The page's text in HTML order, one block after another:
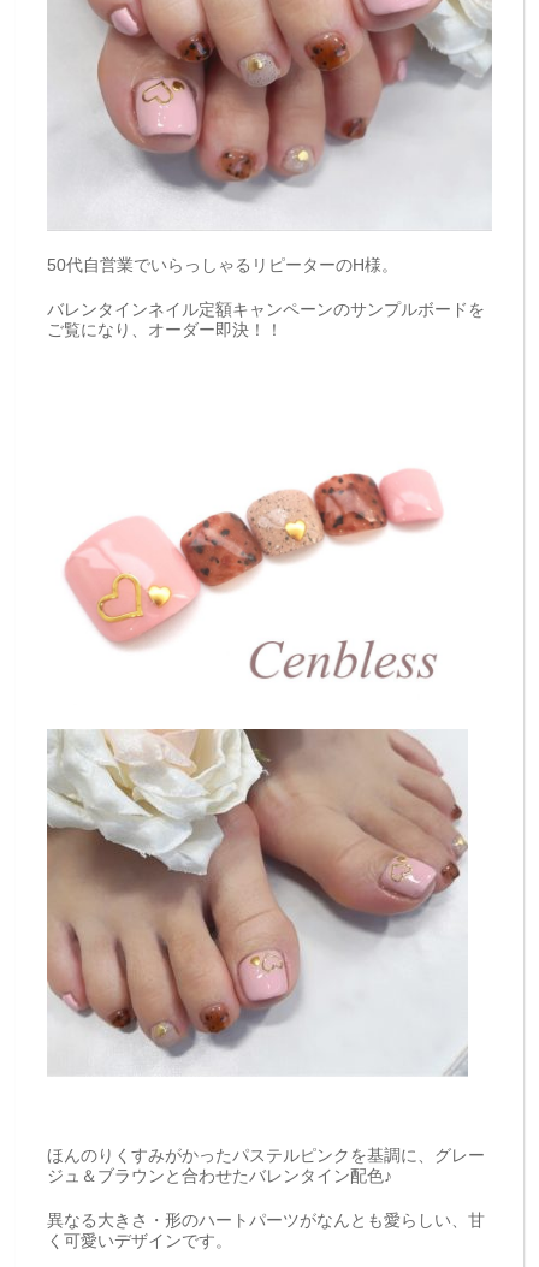
50代自営業でいらっしゃるリピーターのH様。
バレンタインネイル定額キャンペーンのサンプルボードを
ご覧になり、オーダー即決！！
ほんのりくすみがかったパステルピンクを基調に、グレー
ジュ＆ブラウンと合わせたバレンタイン配色♪
異なる大きさ・形のハートパーツがなんとも愛らしい、甘
く可愛いデザインです。